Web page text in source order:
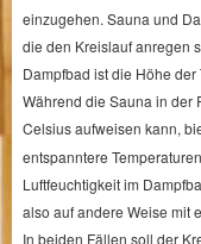
einzugehen. Sauna und
die den Kreislauf anregen
Dampfbad ist die Höhe
Während die Sauna in der
Celsius aufweisen kann,
entspanntere
Luftfeuchtigkeit im
also auf andere Weise mit
In beiden Fällen soll der